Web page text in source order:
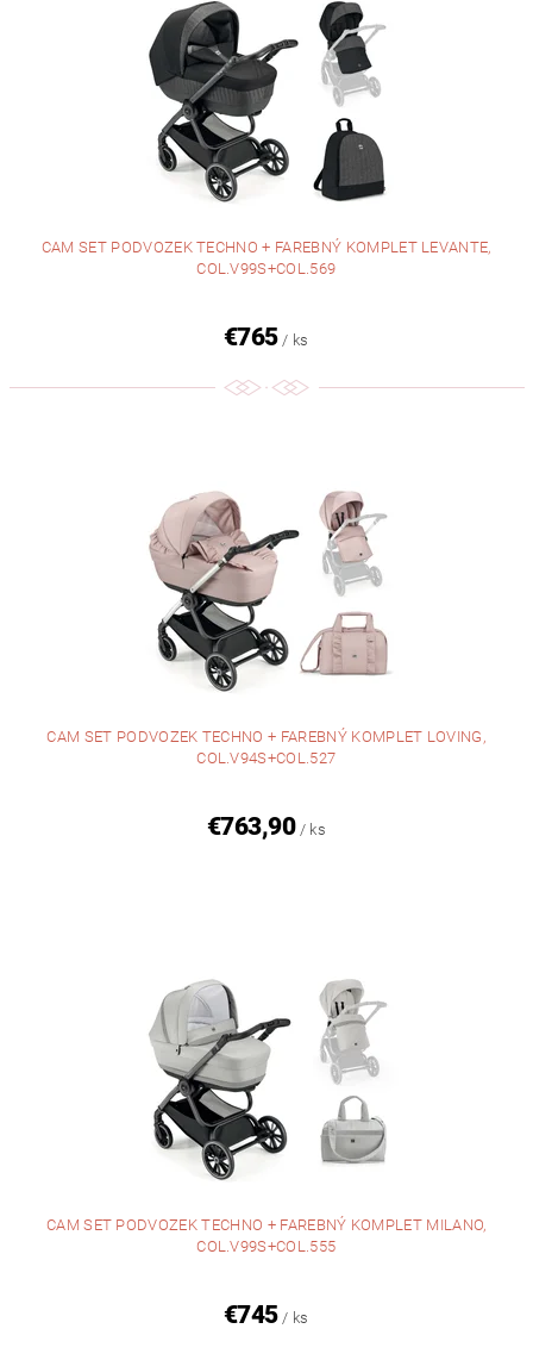
CAM SET PODVOZEK TECHNO + FAREBNÝ KOMPLET LEVANTE,
COL.V99S+COL.569
€765 / ks
CAM SET PODVOZEK TECHNO + FAREBNÝ KOMPLET LOVING,
COL.V94S+COL.527
€763,90 / ks
CAM SET PODVOZEK TECHNO + FAREBNÝ KOMPLET MILANO,
COL.V99S+COL.555
€745 / ks